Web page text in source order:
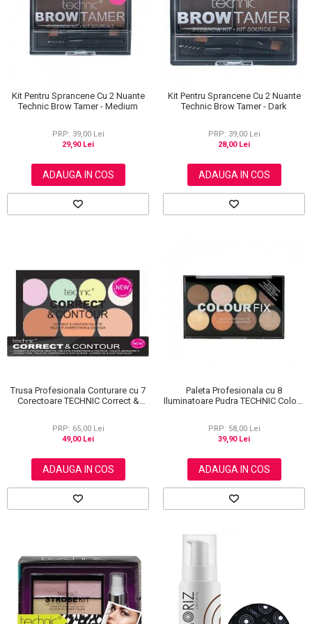
Scrub / Balsam de buze
Netestate pe Animale
Kit Pentru Sprancene Cu 2 Nuante
Technic Brow Tamer - Medium
PRP: 39,00 Lei
29,90 Lei
ADAUGA IN COS
Kit Pentru Sprancene Cu 2 Nuante
Technic Brow Tamer - Dark
PRP: 39,00 Lei
28,00 Lei
ADAUGA IN COS
Trusa Profesionala Conturare cu 7
Corectoare TECHNIC Correct &
PRP: 65,00 Lei
49,00 Lei
ADAUGA IN COS
Paleta Profesionala cu 8
Iluminatoare Pudra TECHNIC Colour
PRP: 58,00 Lei
39,90 Lei
ADAUGA IN COS